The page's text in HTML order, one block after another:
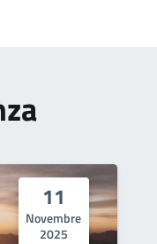
11
Novembre
2025